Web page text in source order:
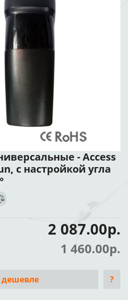
- Access
с настройкой угла
2 087.00р.
1 460.00р.
?